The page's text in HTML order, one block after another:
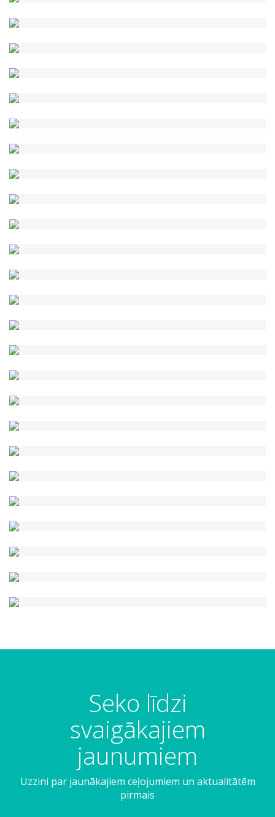
Seko līdzi
svaigākajiem
jaunumiem
Uzzini par jaunākajiem ceļojumiem un aktualitātēm
pirmais